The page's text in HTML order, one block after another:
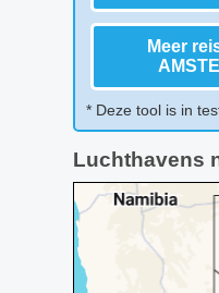
Meer
* Deze tool is in
Luchthavens